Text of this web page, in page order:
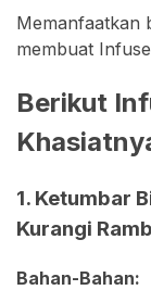
Memanfaatkan
membuat
Berikut
1. Ketumbar
Kurangi
Bahan-Bahan:⁣